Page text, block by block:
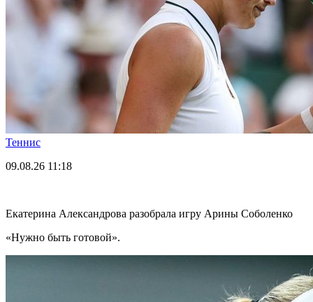
Теннис
09.08.26 11:18
Екатерина Александрова разобрала игру Арины Соболенко
«Нужно быть готовой».